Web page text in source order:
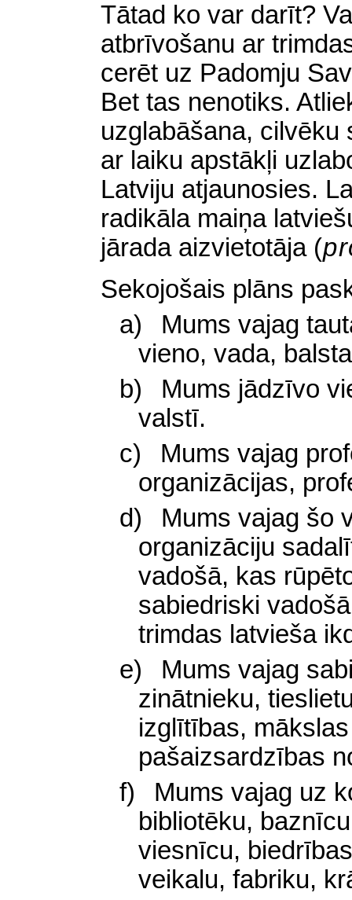
Tātad ko var darīt?
atbrīvošanu ar
cerēt uz Padomju
Bet tas nenotiks.
uzglabāšana, cilvēku
ar laiku apstākļi
Latviju atjaunosies.
radikāla maiņa
jārada aizvietotāja (
Sekojošais plāns
a)
Mums vajag
vieno, vada,
b)
Mums jādzīvo
valstī.
c)
Mums vajag
organizācijas,
d)
Mums vajag šo
organizāciju
vadošā, kas
sabiedriski
trimdas latvieša
e)
Mums vajag
zinātnieku,
izglītības,
pašaizsardzības
f)
Mums vajag uz
bibliotēku,
viesnīcu,
veikalu, fabriku,